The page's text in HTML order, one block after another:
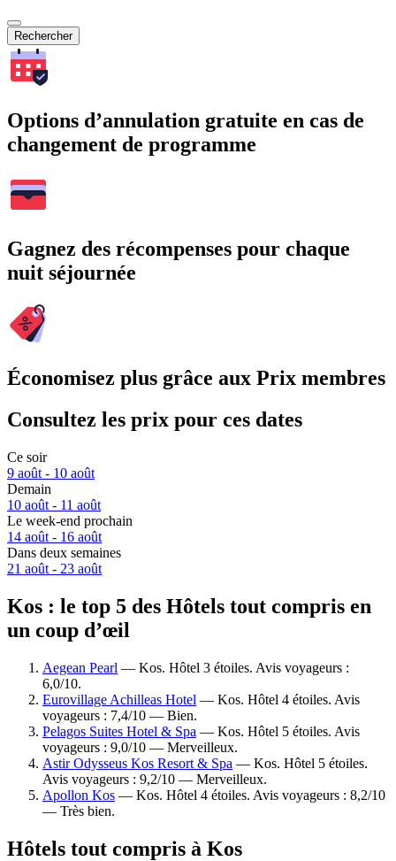
Rechercher
Options d’annulation gratuite en cas de
changement de programme
Gagnez des récompenses pour chaque
nuit séjournée
Économisez plus grâce aux Prix membres
Consultez les prix pour ces dates
Ce soir
9 août - 10 août
Demain
10 août - 11 août
Le week-end prochain
14 août - 16 août
Dans deux semaines
21 août - 23 août
Kos : le top 5 des Hôtels tout compris en
un coup d’œil
Aegean Pearl — Kos. Hôtel 3 étoiles. Avis voyageurs :
6,0/10.
Eurovillage Achilleas Hotel — Kos. Hôtel 4 étoiles. Avis
voyageurs : 7,4/10 — Bien.
Pelagos Suites Hotel & Spa — Kos. Hôtel 5 étoiles. Avis
voyageurs : 9,0/10 — Merveilleux.
Astir Odysseus Kos Resort & Spa — Kos. Hôtel 5 étoiles.
Avis voyageurs : 9,2/10 — Merveilleux.
Apollon Kos — Kos. Hôtel 4 étoiles. Avis voyageurs : 8,2/10
— Très bien.
Hôtels tout compris à Kos